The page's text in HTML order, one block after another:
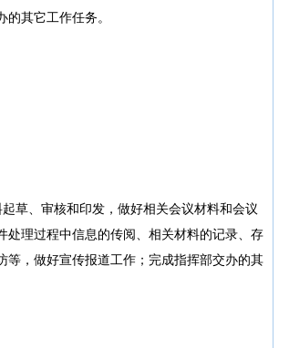
其它工作任务。
草、审核和印发，做好相关会议材料和会议
理过程中信息的传阅、相关材料的记录、存
，做好宣传报道工作；完成指挥部交办的其